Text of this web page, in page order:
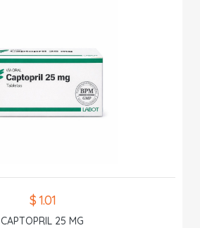
$ 1.01
CAPTOPRIL 25 MG